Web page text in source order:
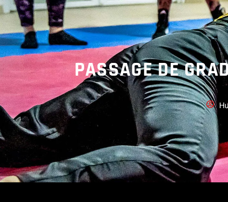
PASSAGE DE